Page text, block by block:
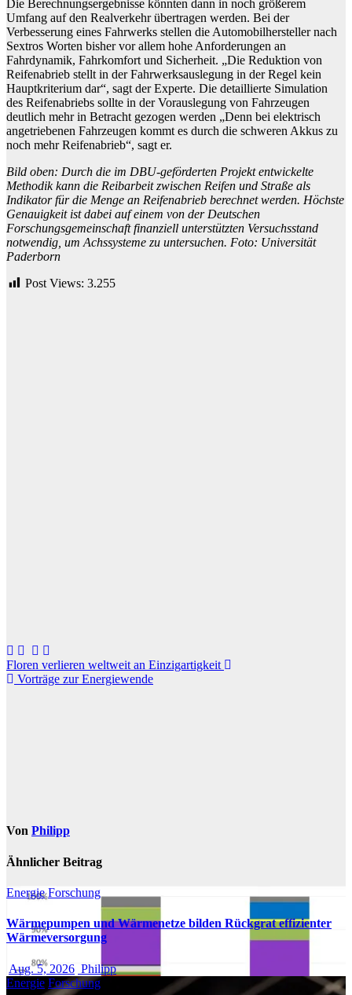
Die Berechnungsergebnisse könnten dann in noch größerem
Umfang auf den Realverkehr übertragen werden. Bei der
Verbesserung eines Fahrwerks stellen die Automobilhersteller nach
Sextros Worten bisher vor allem hohe Anforderungen an
Fahrdynamik, Fahrkomfort und Sicherheit. „Die Reduktion von
Reifenabrieb stellt in der Fahrwerksauslegung in der Regel kein
Hauptkriterium dar“, sagt der Experte. Die detaillierte Simulation
des Reifenabriebs sollte in der Vorauslegung von Fahrzeugen
deutlich mehr in Betracht gezogen werden „Denn bei elektrisch
angetriebenen Fahrzeugen kommt es durch die schweren Akkus zu
noch mehr Reifenabrieb“, sagt er.
Bild oben: Durch die im DBU-geförderten Projekt entwickelte
Methodik kann die Reibarbeit zwischen Reifen und Straße als
Indikator für die Menge an Reifenabrieb berechnet werden. Höchste
Genauigkeit ist dabei auf einem von der Deutschen
Forschungsgemeinschaft finanziell unterstützten Versuchsstand
notwendig, um Achssysteme zu untersuchen. Foto: Universität
Paderborn
Post Views: 3.255
Beitragsnavigation
Floren verlieren weltweit an Einzigartigkeit
Vorträge zur Energiewende
Von Philipp
Ähnlicher Beitrag
Energie Forschung
Wärmepumpen und Wärmenetze bilden Rückgrat effizienter
Wärmeversorgung
Aug. 5, 2026 Philipp
Energie Forschung